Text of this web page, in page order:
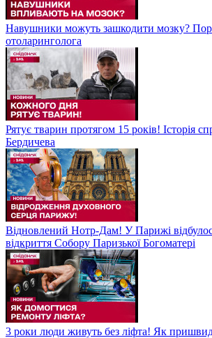
Навушники можуть зашкодити мозку?
отоларинголога
Рятує тварин протягом 15 років! Історія
Бердичева
Відновлений Нотр-Дам! У Парижі
відкриття Собору Паризької Богоматері
3 роки люди живуть без ліфта! Як